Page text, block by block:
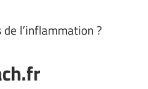
l’inflammation ?